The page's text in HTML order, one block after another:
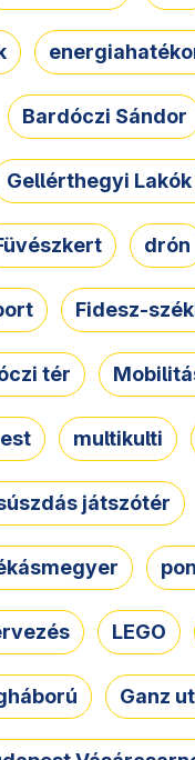
Bardóczi Sándor
Gellérthegyi
drón
Fidesz-
tér
multikulti
játszótér
LEGO
Ganz